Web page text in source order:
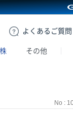
よくある ご質問
株 その他
No :